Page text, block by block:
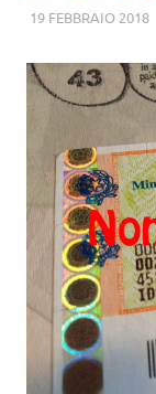
19 FEBBRAIO 2018